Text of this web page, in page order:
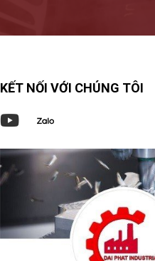
KẾT NỐI VỚI CHÚNG TÔI